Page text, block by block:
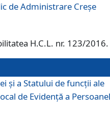
de Administrare Creșe
H.C.L. nr. 123/2016.
și a Statului de funcții ale
de Evidență a